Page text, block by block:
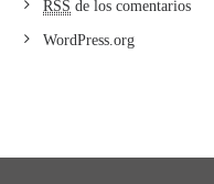
RSS de los comentarios
WordPress.org